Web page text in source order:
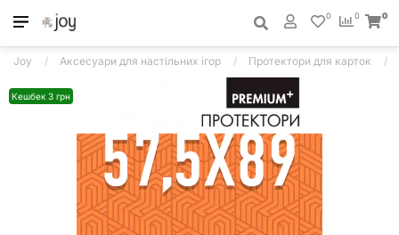
0
0 0
Joy Аксесуари для настільних ігор Протектори для карток
Кешбек 3 грн